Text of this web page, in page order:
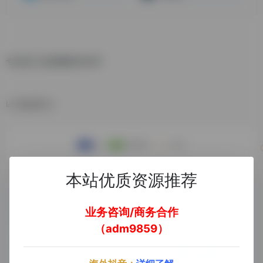
本站优质资源推荐
业务咨询/商务合作
（adm9859）